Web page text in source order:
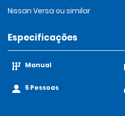
Nissan Versa ou similar
Especificações
Manual
5 Pessoas